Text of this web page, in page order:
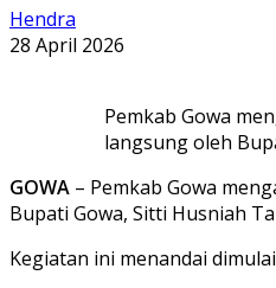
Hendra
28 April 2026
Pemkab Gowa
langsung oleh
GOWA – Pemkab Gowa
Bupati Gowa, Sitti Husniah
Kegiatan ini menandai